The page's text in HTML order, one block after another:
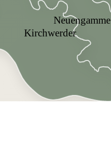
Neuengamme
Kirchwerder